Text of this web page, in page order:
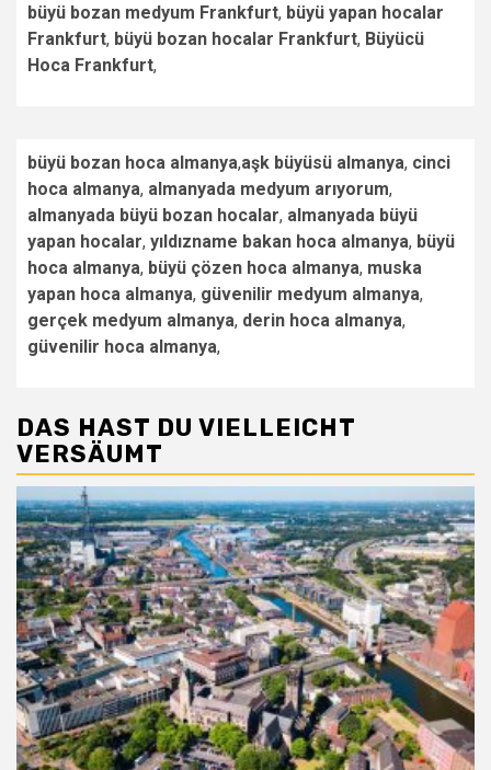
büyü bozan medyum Frankfurt, büyü yapan hocalar
Frankfurt, büyü bozan hocalar Frankfurt, Büyücü
Hoca Frankfurt,
büyü bozan hoca almanya,aşk büyüsü almanya, cinci
hoca almanya, almanyada medyum arıyorum,
almanyada büyü bozan hocalar, almanyada büyü
yapan hocalar, yıldızname bakan hoca almanya, büyü
hoca almanya, büyü çözen hoca almanya, muska
yapan hoca almanya, güvenilir medyum almanya,
gerçek medyum almanya, derin hoca almanya,
güvenilir hoca almanya,
DAS HAST DU VIELLEICHT
VERSÄUMT